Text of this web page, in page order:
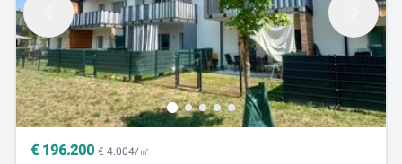
€ 196.200 € 4.004/㎡